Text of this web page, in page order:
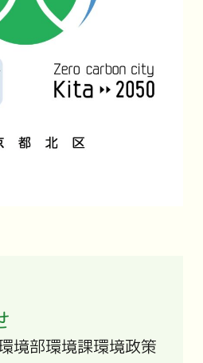
境部環境課環境政策